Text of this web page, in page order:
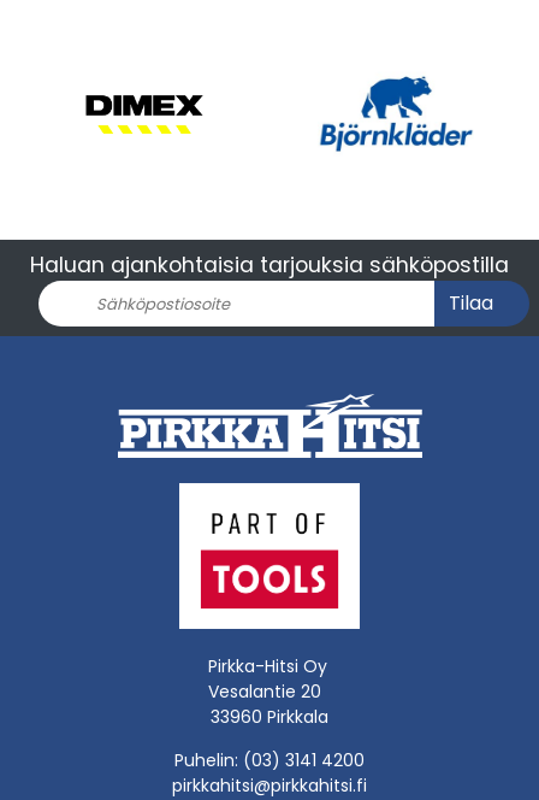
Haluan ajankohtaisia tarjouksia sähköpostilla
Tilaa
Pirkka-Hitsi Oy
Vesalantie 20
33960 Pirkkala
Puhelin: (03) 3141 4200
pirkkahitsi@pirkkahitsi.fi